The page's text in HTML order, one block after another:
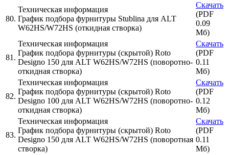
80.
Техническая информация
График подбора фурнитуры Stublina для ALT
W62HS/W72HS (откидная створка)
Скачать
(PDF
0.09
Мб)
81.
Техническая информация
График подбора фурнитуры (скрытой) Roto
Designo 150 для ALT W62HS/W72HS (поворотно-
откидная створка)
Скачать
(PDF
0.11
Мб)
82.
Техническая информация
График подбора фурнитуры (скрытой) Roto
Designo 100 для ALT W62HS/W72HS (поворотно-
откидная створка)
Скачать
(PDF
0.12
Мб)
83.
Техническая информация
График подбора фурнитуры (скрытой) Roto
Designo 150 для ALT W62HS/W72HS (поворотная
створка)
Скачать
(PDF
0.11
Мб)